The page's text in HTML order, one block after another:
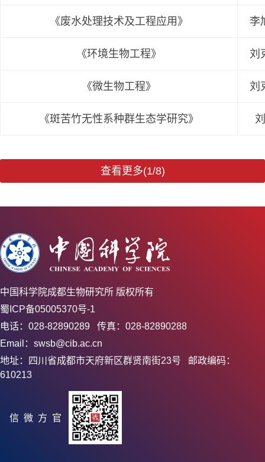
《废水处理技术及工程应用》 李
《环境生物工程》 刘
《微生物工程》 刘
《斑苦竹无性系种群生态学研究》
查看更多(1/8)
中国科学院成都生物研究所 版权所有
蜀ICP备05005370号-1
电话：028-82890289 传真：028-82890288
Email：swsb@cib.ac.cn
地址：四川省成都市天府新区群贤南街23号 邮政编码：
610213
官方微信